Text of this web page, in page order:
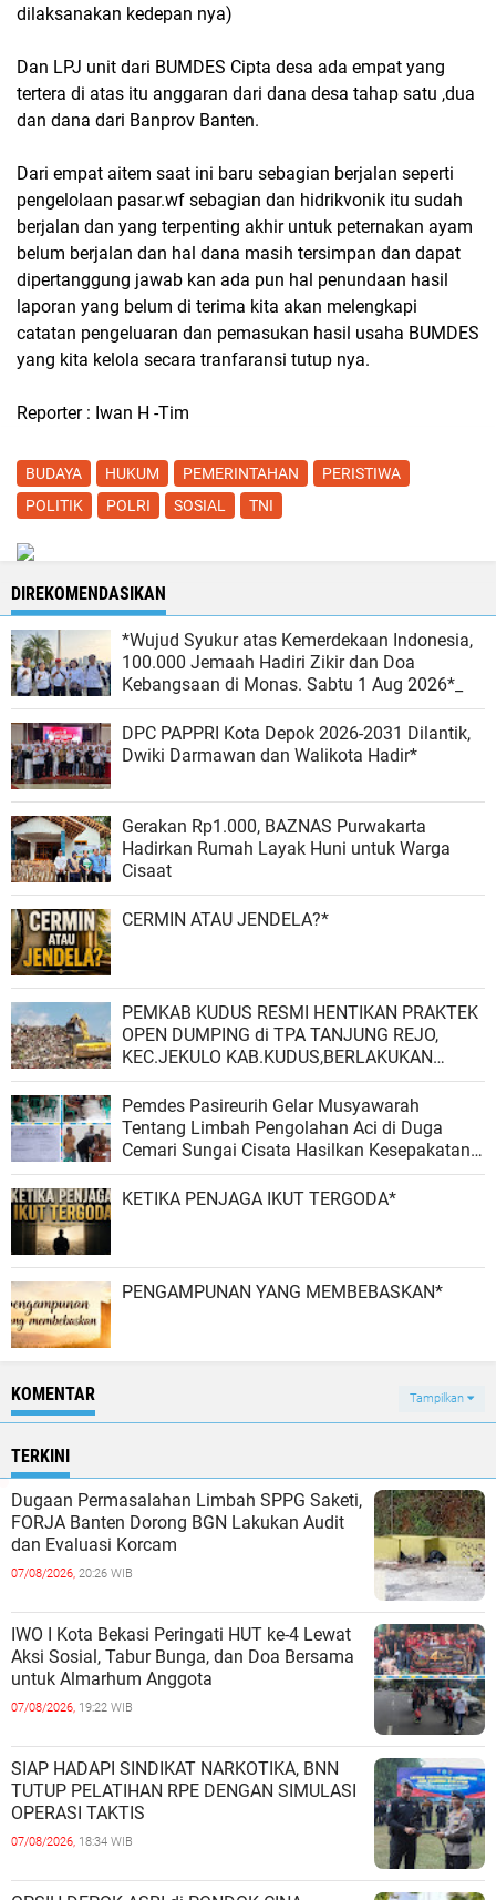
dilaksanakan kedepan nya)
Dan LPJ unit dari BUMDES Cipta desa ada empat yang
tertera di atas itu anggaran dari dana desa tahap satu ,dua
dan dana dari Banprov Banten.
Dari empat aitem saat ini baru sebagian berjalan seperti
pengelolaan pasar.wf sebagian dan hidrikvonik itu sudah
berjalan dan yang terpenting akhir untuk peternakan ayam
belum berjalan dan hal dana masih tersimpan dan dapat
dipertanggung jawab kan ada pun hal penundaan hasil
laporan yang belum di terima kita akan melengkapi
catatan pengeluaran dan pemasukan hasil usaha BUMDES
yang kita kelola secara tranfaransi tutup nya.
Reporter : Iwan H -Tim
BUDAYA HUKUM PEMERINTAHAN
PERISTIWA
POLITIK
POLRI SOSIAL TNI
DIREKOMENDASIKAN
*Wujud Syukur atas Kemerdekaan Indonesia,
100.000 Jemaah Hadiri Zikir dan Doa
Kebangsaan di Monas. Sabtu 1 Aug 2026*_
DPC PAPPRI Kota Depok 2026-2031 Dilantik,
Dwiki Darmawan dan Walikota Hadir*
Gerakan Rp1.000, BAZNAS Purwakarta
Hadirkan Rumah Layak Huni untuk Warga
Cisaat
CERMIN ATAU JENDELA?*
PEMKAB KUDUS RESMI HENTIKAN PRAKTEK
OPEN DUMPING di TPA TANJUNG REJO,
KEC.JEKULO KAB.KUDUS,BERLAKUKAN
SISTEM PENGELOLAAN SAMPAH BARU
Pemdes Pasireurih Gelar Musyawarah
Tentang Limbah Pengolahan Aci di Duga
Cemari Sungai Cisata Hasilkan Kesepakatan
Tutup Sementara
KETIKA PENJAGA IKUT TERGODA*
PENGAMPUNAN YANG MEMBEBASKAN*
KOMENTAR Tampilkan
TERKINI
Dugaan Permasalahan Limbah SPPG Saketi,
FORJA Banten Dorong BGN Lakukan Audit
dan Evaluasi Korcam
07/08/2026, 20:26 WIB
IWO I Kota Bekasi Peringati HUT ke-4 Lewat
Aksi Sosial, Tabur Bunga, dan Doa Bersama
untuk Almarhum Anggota
07/08/2026, 19:22 WIB
SIAP HADAPI SINDIKAT NARKOTIKA, BNN
TUTUP PELATIHAN RPE DENGAN SIMULASI
OPERASI TAKTIS
07/08/2026, 18:34 WIB